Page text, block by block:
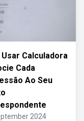
Usar Calculadora
Cada
Ao Seu
2024